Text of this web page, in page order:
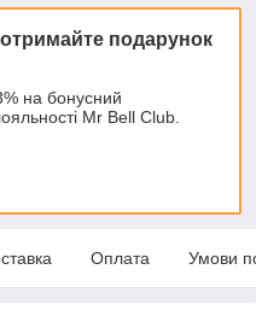
отримайте подарунок
на бонусний
Mr Bell Club.
Оплата Умови